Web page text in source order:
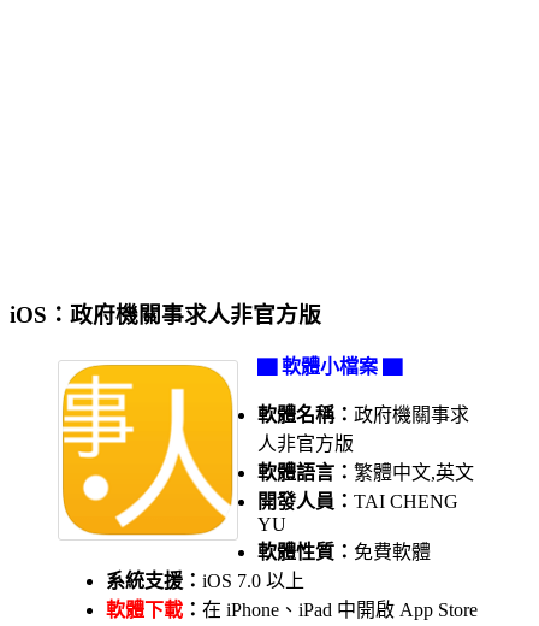
iOS：政府機關事求人非官方版
▇ 軟體小檔案 ▇
軟體名稱： 政府機關事求
人非官方版
軟體語言： 繁體中文,英文
開發人員： TAI CHENG
YU
軟體性質： 免費軟體
系統支援： iOS 7.0 以上
軟體下載 ： 在 iPhone、iPad 中開啟 App Store